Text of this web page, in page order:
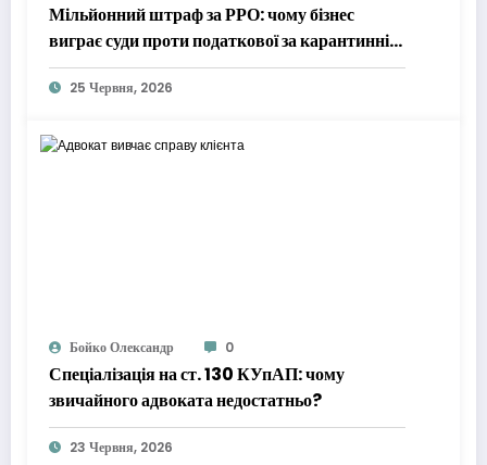
Мільйонний штраф за РРО: чому бізнес
виграє суди проти податкової за карантинні
періоди
25 Червня, 2026
Бойко Олександр 0
Спеціалізація на ст. 130 КУпАП: чому
звичайного адвоката недостатньо?
23 Червня, 2026